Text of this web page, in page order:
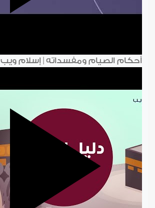
أحكام الصيام ومفسداته | إسلام ويب